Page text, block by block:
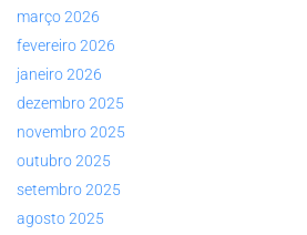
março 2026
fevereiro 2026
janeiro 2026
dezembro 2025
novembro 2025
outubro 2025
setembro 2025
agosto 2025